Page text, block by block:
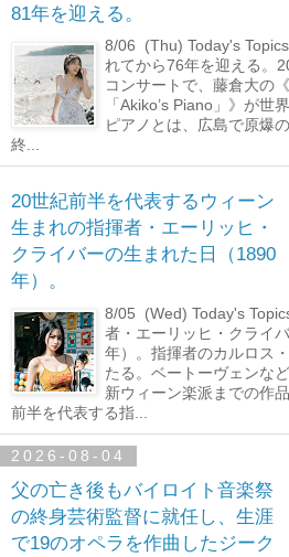
81年を迎える。
8/06 (Thu) Today's
れてから76年を迎える。
コンサートで、藤倉大の
「Akiko’s Piano」》が世
ピアノとは、広島で原爆
終...
20世紀前半を代表するウィーン
生まれの指揮者・エーリッヒ・
クライバーの生まれた日（1890
年）。
8/05 (Wed) Today's
者・エーリッヒ・クライ
年）。指揮者のカルロス
たる。ベートーヴェンな
新ウィーン楽派までの作
前半を代表する指...
2026-08-04
父の亡き後もバイロイト音楽祭
の終身芸術監督に就任し、生涯
で19のオペラを作曲したジーク